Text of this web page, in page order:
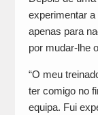
experimentar
apenas para
por mudar-lhe
“O meu
ter comigo no
equipa. Fui